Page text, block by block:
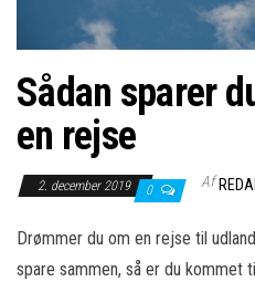
Sådan sparer
en rejse
2. december 2019 0 Af
Drømmer du om en rejse til
spare sammen, så er du